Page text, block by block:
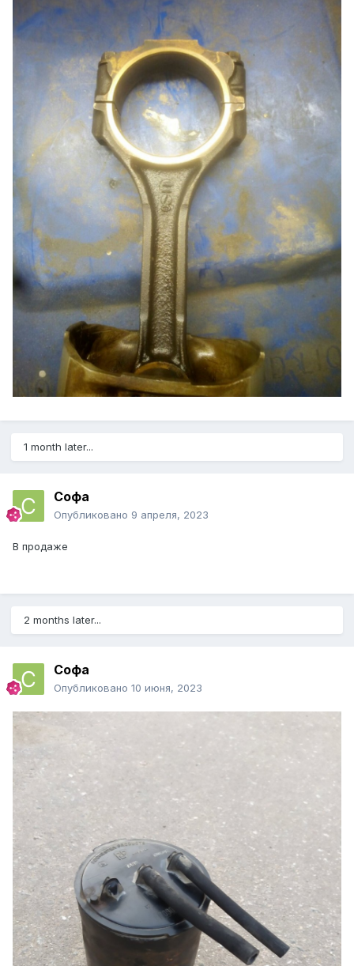
1 month later...
Софа
Опубликовано 9 апреля, 2023
В продаже
2 months later...
Софа
Опубликовано 10 июня, 2023